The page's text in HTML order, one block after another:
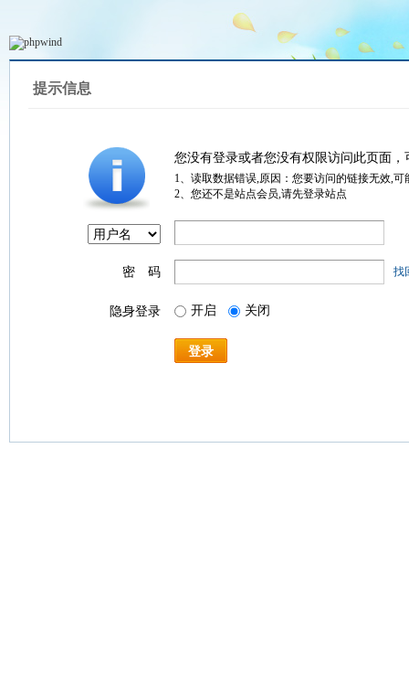
提示信息
您没有登录或者您没有权限访问此页面
1、读取数据错误,原因：您要访问的链接无效,
2、您还不是站点会员,请先登录站点
密 码 找
隐身登录 开启 关闭
登录